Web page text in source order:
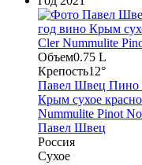
Объем0.75 L
Крепость12°
Павел Швец Пино
Крым сухое
Nummulite Pinot
Павел Швец
Россия
Сухое